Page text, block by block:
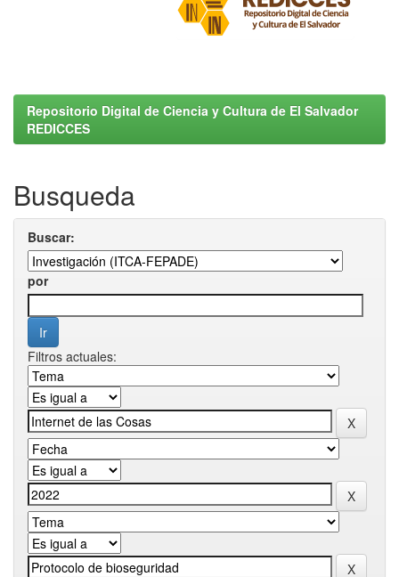
Repositorio Digital de Ciencia y Cultura de El Salvador
REDICCES
Busqueda
Buscar:
por
Filtros actuales: